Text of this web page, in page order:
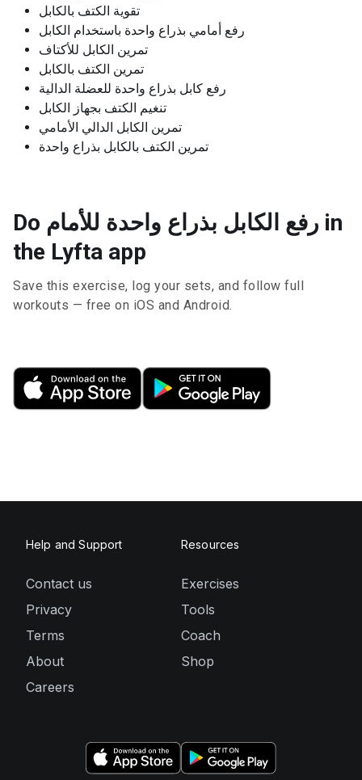
تقوية الكتف بالكابل
رفع أمامي بذراع واحدة باستخدام الكابل
تمرين الكابل للأكتاف
تمرين الكتف بالكابل
رفع كابل بذراع واحدة للعضلة الدالية
تنغيم الكتف بجهاز الكابل
تمرين الكابل الدالي الأمامي
تمرين الكتف بالكابل بذراع واحدة
Do رفع الكابل بذراع واحدة للأمام in
the Lyfta app
Save this exercise, log your sets, and follow full
workouts — free on iOS and Android.
Help and Support
Contact us
Privacy
Terms
About
Careers
Resources
Exercises
Tools
Coach
Shop